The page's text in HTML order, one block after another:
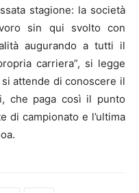
stagione: la società
sin qui svolto con
augurando a tutti il
carriera”, si legge
attende di conoscere il
che paga così il punto
di campionato e l’ultima